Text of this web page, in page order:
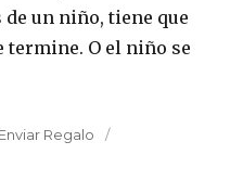
un niño, tiene que
termine. O el niño se
Category
Enviar Regalo